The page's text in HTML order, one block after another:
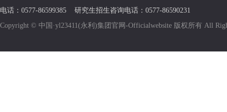
电话：0577-86599385 研究生招生咨询电话：0577-86590231
Copyright © 中国·yl23411(永利)集团官网-Officialwebsite 版权所有 All